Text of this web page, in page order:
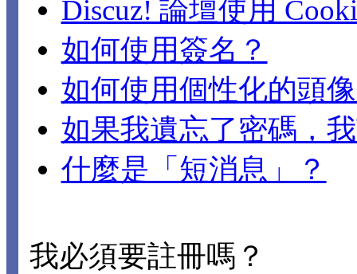
Discuz! 論壇使用
如何使用簽名？
如何使用個性化的頭
如果我遺忘了密碼，
什麼是「短消息」？
我必須要註冊嗎？